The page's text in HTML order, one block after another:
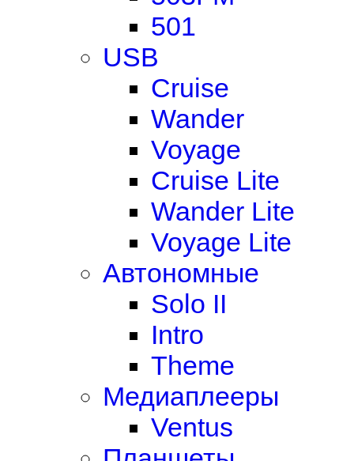
501
USB
Cruise
Wander
Voyage
Cruise Lite
Wander Lite
Voyage Lite
Автономные
Solo II
Intro
Theme
Медиаплееры
Ventus